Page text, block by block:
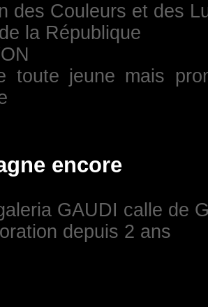
des Couleurs et des
la République
toute jeune mais
encore
GAUDI calle de
depuis 2 ans